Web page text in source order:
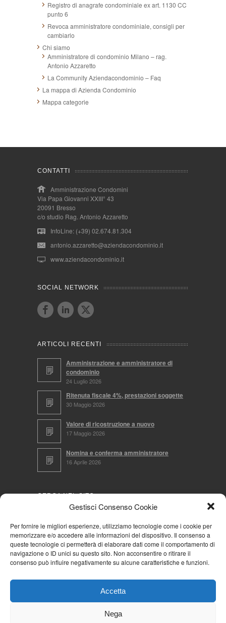
Gestisci Consenso Cookie
Per fornire le migliori esperienze, utilizziamo tecnologie come i cookie per
memorizzare e/o accedere alle informazioni del dispositivo. Il consenso a
queste tecnologie ci permetterà di elaborare dati come il comportamento di
navigazione o ID unici su questo sito. Non acconsentire o ritirare il
consenso può influire negativamente su alcune caratteristiche e funzioni.
Accetta
Nega
Registro di anagrafe condominiale ex art. 1130 CC
punto 6
Revoca amministratore condominiale, consigli per
cambiarlo
Chi siamo
Amministratore di condominio Milano – rag.
Antonio Azzaretto
La Community Aziendacondominio – Faq
La mappa di Azienda Condominio
Mappa categorie
CONTATTI
Amministrazione Condomini
Via Papa Giovanni XXIII° 43
20091 Bresso
c/o studio Rag. Antonio Azzaretto
InfoLine: (+39) 02.674.81.304
antonio.azzaretto@aziendacondominio.it
www.aziendacondominio.it
SOCIAL NETWORK
ARTICOLI RECENTI
Amministrazione e amministratore di
condominio
24 Luglio 2026
Ritenuta fiscale 4%, prestazioni soggette
30 Maggio 2026
Valore di ricostruzione a nuovo
17 Maggio 2026
Nomina e conferma amministratore
16 Aprile 2026
CERCA NEL SITO
NAVIGA PER
Mappa completa
Cookie Policy (UE)
Iscriviti alla Community AziendaCondominio